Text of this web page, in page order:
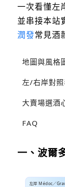
一次看懂左
並串接本站
潤發常見酒
地圖與風格
左/右岸對
大賣場選酒
FAQ
一、波爾
左岸 Médoc／